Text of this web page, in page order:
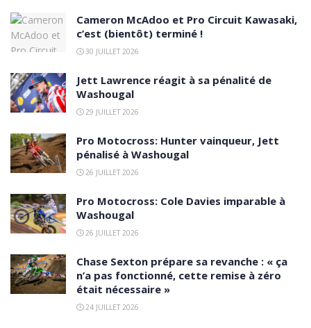
Cameron McAdoo et Pro Circuit Kawasaki,
c’est (bientôt) terminé !
30 JUILLET 2026
Jett Lawrence réagit à sa pénalité de
Washougal
29 JUILLET 2026
Pro Motocross: Hunter vainqueur, Jett
pénalisé à Washougal
26 JUILLET 2026
Pro Motocross: Cole Davies imparable à
Washougal
26 JUILLET 2026
Chase Sexton prépare sa revanche : « ça
n’a pas fonctionné, cette remise à zéro
était nécessaire »
24 JUILLET 2026